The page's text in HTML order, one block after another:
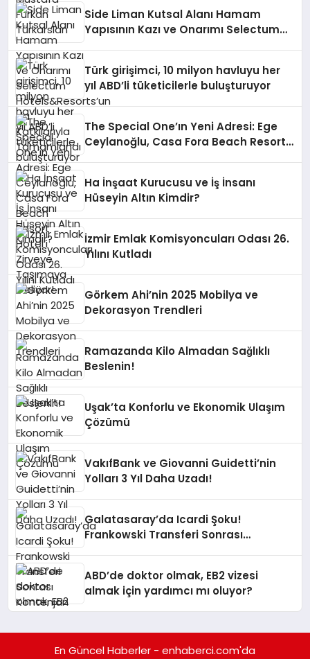
Side Liman Kutsal Alanı Hamam
Yapısının Kazı ve Onarımı Selectum
Türk girişimci, 10 milyon havluyu her
yıl ABD’li tüketicilerle buluşturuyor
The Special One’ın Yeni Adresi: Ege
Ceylanoğlu, Casa Fora Beach Resort
Ha İnşaat Kurucusu ve İş İnsanı
Hüseyin Altın Kimdir?
İzmir Emlak Komisyoncuları Odası 26.
Yılını Kutladı
Görkem Ahi’nin 2025 Mobilya ve
Dekorasyon Trendleri
Ramazanda Kilo Almadan Sağlıklı
Beslenin!
Uşak’ta Konforlu ve Ekonomik Ulaşım
Çözümü
VakıfBank ve Giovanni Guidetti’nin
Yolları 3 Yıl Daha Uzadı!
Galatasaray’da Icardi Şoku!
Frankowski Transferi Sonrası
ABD’de doktor olmak, EB2 vizesi
almak için yardımcı mı oluyor?
En Güncel Haberler - enhaberci.com'da